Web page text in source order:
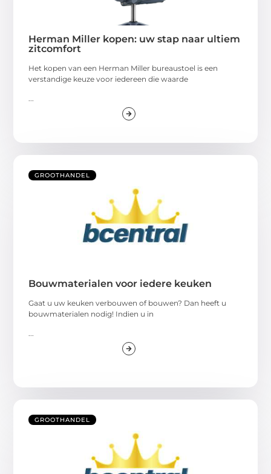
Herman Miller kopen: uw stap naar ultiem
zitcomfort
Het kopen van een Herman Miller bureaustoel is een
verstandige keuze voor iedereen die waarde
GROOTHANDEL
Bouwmaterialen voor iedere keuken
Gaat u uw keuken verbouwen of bouwen? Dan heeft u
bouwmaterialen nodig! Indien u in
...
GROOTHANDEL